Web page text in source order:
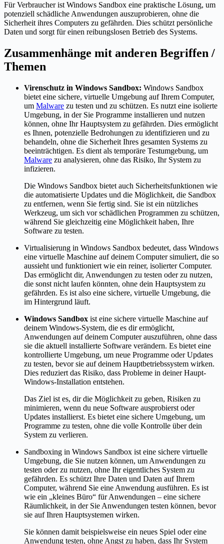
Für Verbraucher ist Windows Sandbox eine praktische Lösung, um
potenziell schädliche Anwendungen auszuprobieren, ohne die
Sicherheit ihres Computers zu gefährden. Dies schützt persönliche
Daten und sorgt für einen reibungslosen Betrieb des Systems.
Zusammenhänge mit anderen Begriffen /
Themen
Virenschutz in Windows Sandbox: Windows Sandbox
bietet eine sichere, virtuelle Umgebung auf Ihrem Computer,
um Malware zu testen und zu schützen. Es nutzt eine isolierte
Umgebung, in der Sie Programme installieren und nutzen
können, ohne Ihr Hauptsystem zu gefährden. Dies ermöglicht
es Ihnen, potenzielle Bedrohungen zu identifizieren und zu
behandeln, ohne die Sicherheit Ihres gesamten Systems zu
beeinträchtigen. Es dient als temporäre Testumgebung, um
Malware zu analysieren, ohne das Risiko, Ihr System zu
infizieren.
Die Windows Sandbox bietet auch Sicherheitsfunktionen wie
die automatisierte Updates und die Möglichkeit, die Sandbox
zu entfernen, wenn Sie fertig sind. Sie ist ein nützliches
Werkzeug, um sich vor schädlichen Programmen zu schützen,
während Sie gleichzeitig eine Möglichkeit haben, Ihre
Software zu testen.
Virtualisierung in Windows Sandbox bedeutet, dass Windows
eine virtuelle Maschine auf deinem Computer simuliert, die so
aussieht und funktioniert wie ein reiner, isolierter Computer.
Das ermöglicht dir, Anwendungen zu testen oder zu nutzen,
die sonst nicht laufen könnten, ohne dein Hauptsystem zu
gefährden. Es ist also eine sichere, virtuelle Umgebung, die
im Hintergrund läuft.
Windows Sandbox ist eine sichere virtuelle Maschine auf
deinem Windows-System, die es dir ermöglicht,
Anwendungen auf deinem Computer auszuführen, ohne dass
sie die aktuell installierte Software verändern. Es bietet eine
kontrollierte Umgebung, um neue Programme oder Updates
zu testen, bevor sie auf deinem Hauptbetriebssystem wirken.
Dies reduziert das Risiko, dass Probleme in deiner Haupt-
Windows-Installation entstehen.
Das Ziel ist es, dir die Möglichkeit zu geben, Risiken zu
minimieren, wenn du neue Software ausprobierst oder
Updates installierst. Es bietet eine sichere Umgebung, um
Programme zu testen, ohne die volle Kontrolle über dein
System zu verlieren.
Sandboxing in Windows Sandbox ist eine sichere virtuelle
Umgebung, die Sie nutzen können, um Anwendungen zu
testen oder zu nutzen, ohne Ihr eigentliches System zu
gefährden. Es schützt Ihre Daten und Daten auf Ihrem
Computer, während Sie eine Anwendung ausführen. Es ist
wie ein „kleines Büro“ für Anwendungen – eine sichere
Räumlichkeit, in der Sie Anwendungen testen können, bevor
sie auf Ihren Hauptsystemen wirken.
Sie können damit beispielsweise ein neues Spiel oder eine
Anwendung testen, ohne Angst zu haben, dass Ihr System